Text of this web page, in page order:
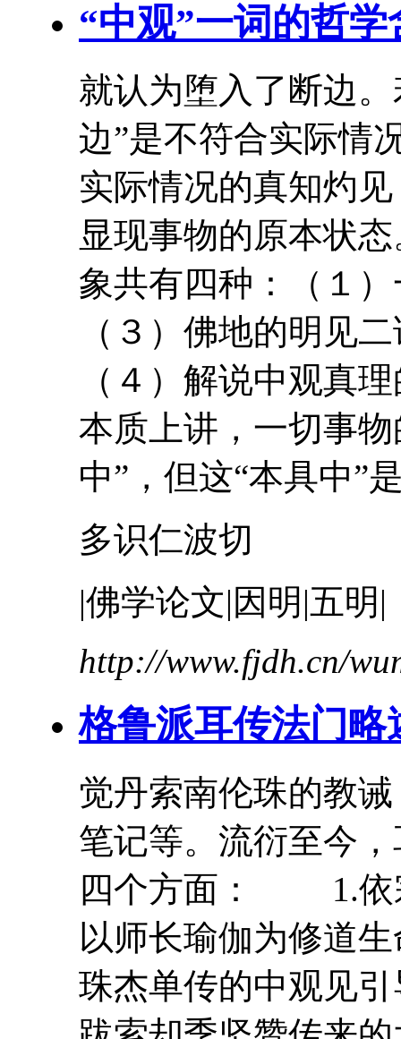
“中观”一词的哲学
就认为堕入了断边
边”是不符合实际情
实际情况的真知灼
显现事物的原本
象共有四种：（１
（３）佛地的明见
（４）解说中观真
本质上讲，一切事
中”，但这“本具中”
多识仁波切
|佛学论文|因明|五明|
http://www.fjdh.cn/
格鲁派耳传法门略
觉丹索南伦珠的教
笔记等。流衍至今
四个方面： 1.依
以师长瑜伽为修道
珠杰单传的中观见